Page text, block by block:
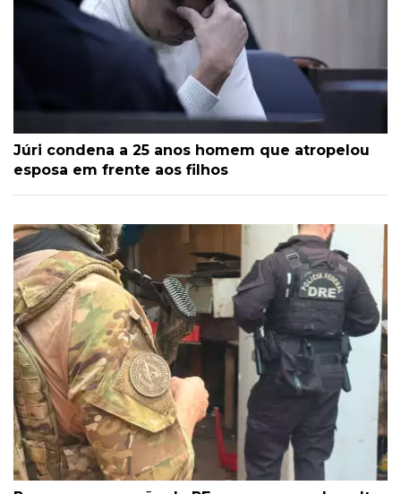
Júri condena a 25 anos homem que atropelou
esposa em frente aos filhos